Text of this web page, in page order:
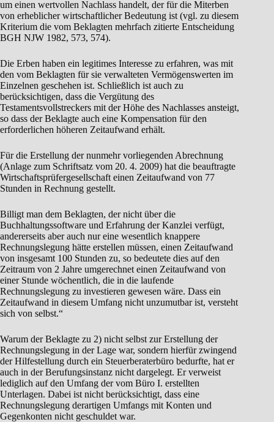
um einen wertvollen Nachlass handelt, der für die Miterben
von erheblicher wirtschaftlicher Bedeutung ist (vgl. zu diesem
Kriterium die vom Beklagten mehrfach zitierte Entscheidung
BGH NJW 1982, 573, 574).
Die Erben haben ein legitimes Interesse zu erfahren, was mit
den vom Beklagten für sie verwalteten Vermögenswerten im
Einzelnen geschehen ist. Schließlich ist auch zu
berücksichtigen, dass die Vergütung des
Testamentsvollstreckers mit der Höhe des Nachlasses ansteigt,
so dass der Beklagte auch eine Kompensation für den
erforderlichen höheren Zeitaufwand erhält.
Für die Erstellung der nunmehr vorliegenden Abrechnung
(Anlage zum Schriftsatz vom 20. 4. 2009) hat die beauftragte
Wirtschaftsprüfergesellschaft einen Zeitaufwand von 77
Stunden in Rechnung gestellt.
Billigt man dem Beklagten, der nicht über die
Buchhaltungssoftware und Erfahrung der Kanzlei verfügt,
andererseits aber auch nur eine wesentlich knappere
Rechnungslegung hätte erstellen müssen, einen Zeitaufwand
von insgesamt 100 Stunden zu, so bedeutete dies auf den
Zeitraum von 2 Jahre umgerechnet einen Zeitaufwand von
einer Stunde wöchentlich, die in die laufende
Rechnungslegung zu investieren gewesen wäre. Dass ein
Zeitaufwand in diesem Umfang nicht unzumutbar ist, versteht
sich von selbst.“
Warum der Beklagte zu 2) nicht selbst zur Erstellung der
Rechnungslegung in der Lage war, sondern hierfür zwingend
der Hilfestellung durch ein Steuerberaterbüro bedurfte, hat er
auch in der Berufungsinstanz nicht dargelegt. Er verweist
lediglich auf den Umfang der vom Büro I. erstellten
Unterlagen. Dabei ist nicht berücksichtigt, dass eine
Rechnungslegung derartigen Umfangs mit Konten und
Gegenkonten nicht geschuldet war.